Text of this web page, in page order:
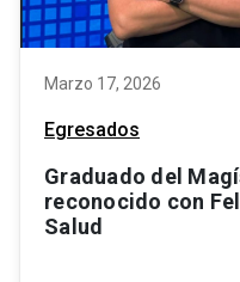
Marzo 17, 2026
Egresados
Graduado del
reconocido con
Salud